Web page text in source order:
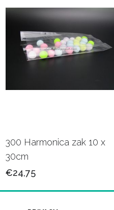
300 Harmonica zak 10 x
30cm
€24,75